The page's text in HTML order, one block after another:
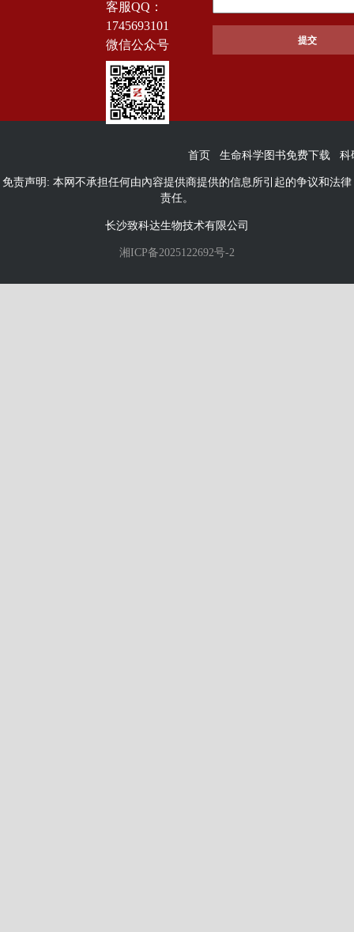
客服QQ：
1745693101
微信公众号
首页 生命科学图书免费下载 科
免责声明: 本网不承担任何由內容提供商提供的信息所引起的争议和法律
责任。
长沙致科达生物技术有限公司
湘ICP备2025122692号-2